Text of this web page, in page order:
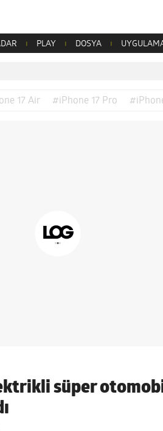
PLAY DOSYA
17 Air #iPhone 17 Pro
süper